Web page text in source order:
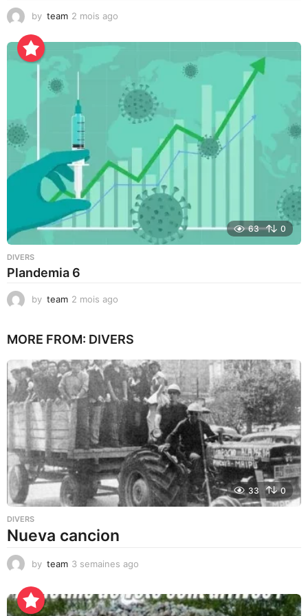
by team 2 mois ago
o
g
o
63 0
DIVERS
Plandemia 6
by team 2 mois ago
i
a
o
MORE FROM: DIVERS
33 0
DIVERS
Nueva cancion
by team 3 semaines ago
m